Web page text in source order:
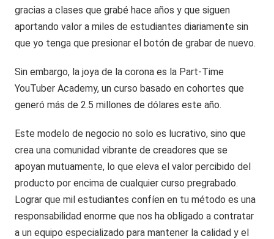
gracias a clases que grabé hace años y que siguen
aportando valor a miles de estudiantes diariamente sin
que yo tenga que presionar el botón de grabar de nuevo.
Sin embargo, la joya de la corona es la Part-Time
YouTuber Academy, un curso basado en cohortes que
generó más de 2.5 millones de dólares este año.
Este modelo de negocio no solo es lucrativo, sino que
crea una comunidad vibrante de creadores que se
apoyan mutuamente, lo que eleva el valor percibido del
producto por encima de cualquier curso pregrabado.
Lograr que mil estudiantes confíen en tu método es una
responsabilidad enorme que nos ha obligado a contratar
a un equipo especializado para mantener la calidad y el